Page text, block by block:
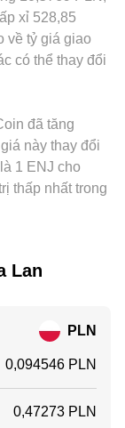
tiền lớn từ
chuyển ví sàn)
quanh
tạo lập hoặc
quy định — như
PLN, hay phí
discount
quốc tế. Hoạt
cách mua
và rủi ro
tại trong ngắn
xỉ 528,85
về tỷ giá giao
có thể thay đổi
đã tăng
này thay đổi
1 ENJ cho
thấp nhất trong
Lan
PLN
0,094546 PLN
0,47273 PLN